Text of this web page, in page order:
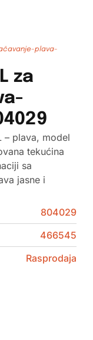
plava-
za
– plava, model
tekućina
sa
jasne i
804029
466545
Rasprodaja